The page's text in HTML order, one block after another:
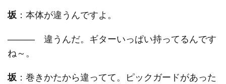
坂 ：本体が違うんですよ。
―――違うんだ。ギターいっぱい持ってるんです
ね～。
坂 ：巻きかたから違ってて。ピックガードがあった